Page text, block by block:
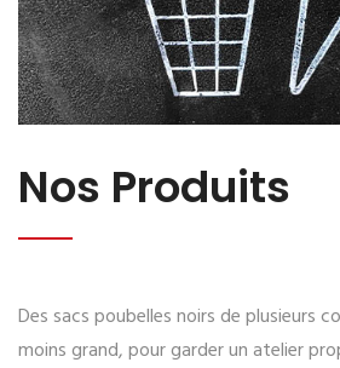
Nos Produits
Des sacs poubelles noirs de plusieurs
moins grand, pour garder un atelier